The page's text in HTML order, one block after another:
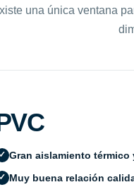
una única ventana
Gran aislamiento térmico
Muy buena relación